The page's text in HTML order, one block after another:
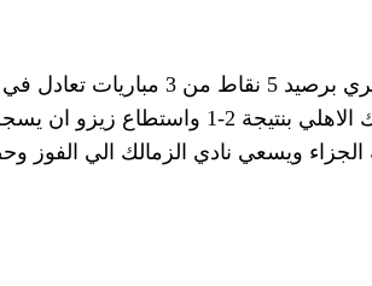
فيي الثانية ايضا بنتيجة 1-1 وكسب المباراة الاخيرة
ويسعي نادي الزمالك الي الفوز